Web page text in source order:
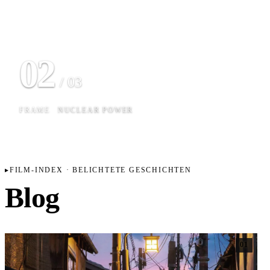
02 / 03
FRAME NUCLEAR POWER
FILM-INDEX · BELICHTETE GESCHICHTEN
Blog
01